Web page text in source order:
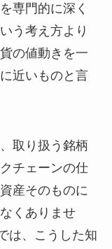
専門的に深く
う考え方より
の値動きを一
近いものと言
取り扱う銘柄
チェーンの仕
産そのものに
くありませ
は、こうした知